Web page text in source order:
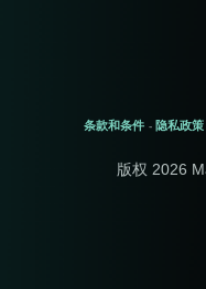
条款和条件 - 隐私政策
版权 2026